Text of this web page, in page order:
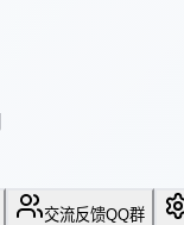
交流反馈QQ群